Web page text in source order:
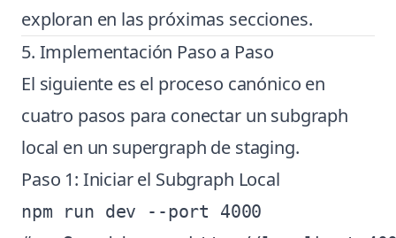
exploran en las próximas secciones.
5. Implementación Paso a Paso
El siguiente es el proceso canónico en
cuatro pasos para conectar un subgraph
local en un supergraph de staging.
Paso 1: Iniciar el Subgraph Local
npm run dev --port 4000